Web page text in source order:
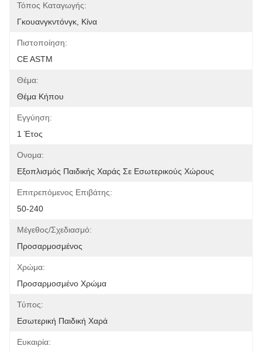
Τόπος Καταγωγής:
Γκουανγκντόνγκ, Κίνα
Πιστοποίηση:
CE ASTM
Θέμα:
Θέμα Κήπου
Εγγύηση:
1 Έτος
Ονομα:
Εξοπλισμός Παιδικής Χαράς Σε Εσωτερικούς Χώρους
Επιτρεπόμενος Επιβάτης:
50-240
Μέγεθος/σχεδιασμό:
Προσαρμοσμένος
Χρώμα:
Προσαρμοσμένο Χρώμα
Τύπος:
Εσωτερική Παιδική Χαρά
Ευκαιρία: